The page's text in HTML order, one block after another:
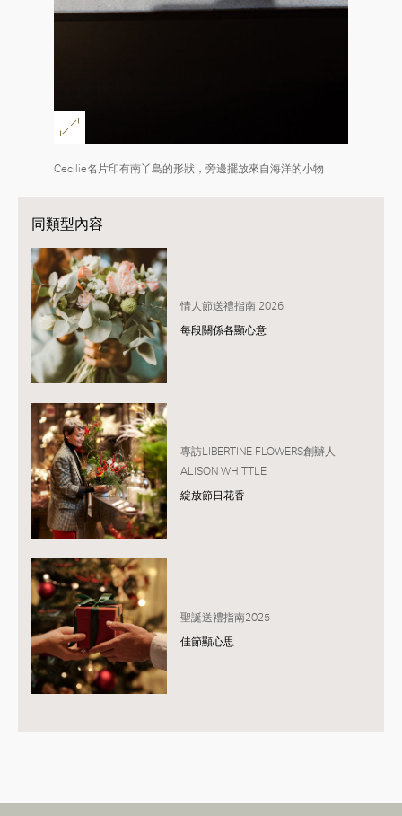
Cecilie名片印有南丫島的形狀，旁邊擺放來自海洋的小物
同類型內容
情人節送禮指南 2026
每段關係各顯心意
專訪LIBERTINE FLOWERS創辦人
ALISON WHITTLE
綻放節日花香
聖誕送禮指南2025
佳節顯心思